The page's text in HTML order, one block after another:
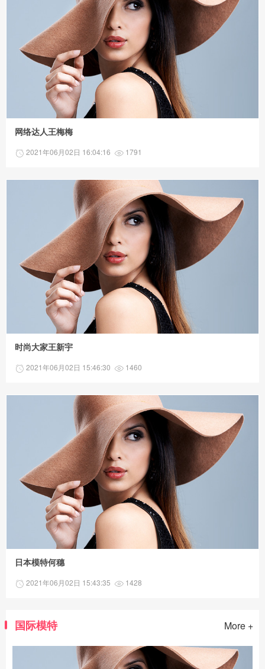
网络达人王梅梅
2021年06月02日 16:04:16 1791
时尚大家王新宇
2021年06月02日 15:46:30 1460
日本模特何穗
2021年06月02日 15:43:35 1428
国际模特 More +